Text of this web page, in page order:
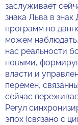
заслуживает
знака Льва в
программ по
можем
нас реальности
новыми,
власти и
перемен,
сейчас
Регул
эпох (связано с